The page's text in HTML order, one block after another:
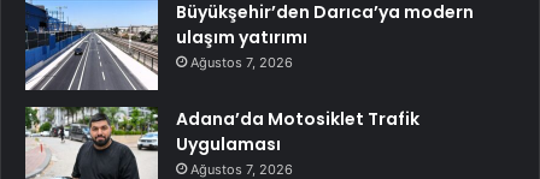
Büyükşehir’den Darıca’ya modern
ulaşım yatırımı
Ağustos 7, 2026
Adana’da Motosiklet Trafik
Uygulaması
Ağustos 7, 2026